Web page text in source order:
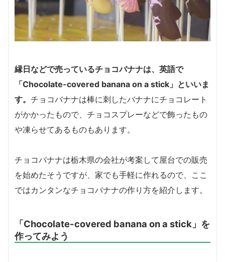
縁日などで売っているチョコバナナは、英語で
「Chocolate-covered banana on a stick」 といいま
す。 チョコバナナは棒に刺したバナナにチョコレート
がかかったもので、チョコスプレーなどで飾ったもの
や凍らせてあるものもあります。
チョコバナナは栃木県の会社が考案して屋台での販売
を始めたそうですが、家でも手軽に作れるので、ここ
ではカンタンなチョコバナナの作り方を紹介します。
「Chocolate-covered banana on a stick」を
作ってみよう